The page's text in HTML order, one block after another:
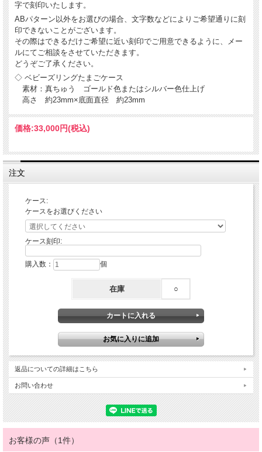
字で刻印いたします。
ABパターン以外をお選びの場合、文字数などによりご希望通りに刻
印できないことがございます。
その際はできるだけご希望に近い刻印でご用意できるように、メー
ルにてご相談をさせていただきます。
どうぞご了承ください。
◇ ベビーズリングたまごケース
素材：真ちゅう ゴールド色またはシルバー色仕上げ
高さ 約23mm×底面直径 約23mm
価格:33,000円(税込)
注文
ケース:
ケースをお選びください
ケース刻印:
購入数： 個
在庫 ○
返品についての詳細はこちら
お問い合わせ
お客様の声（1件）